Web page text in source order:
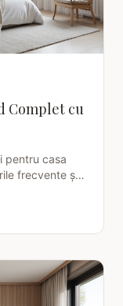
Complet cu
pentru casa
frecvente și